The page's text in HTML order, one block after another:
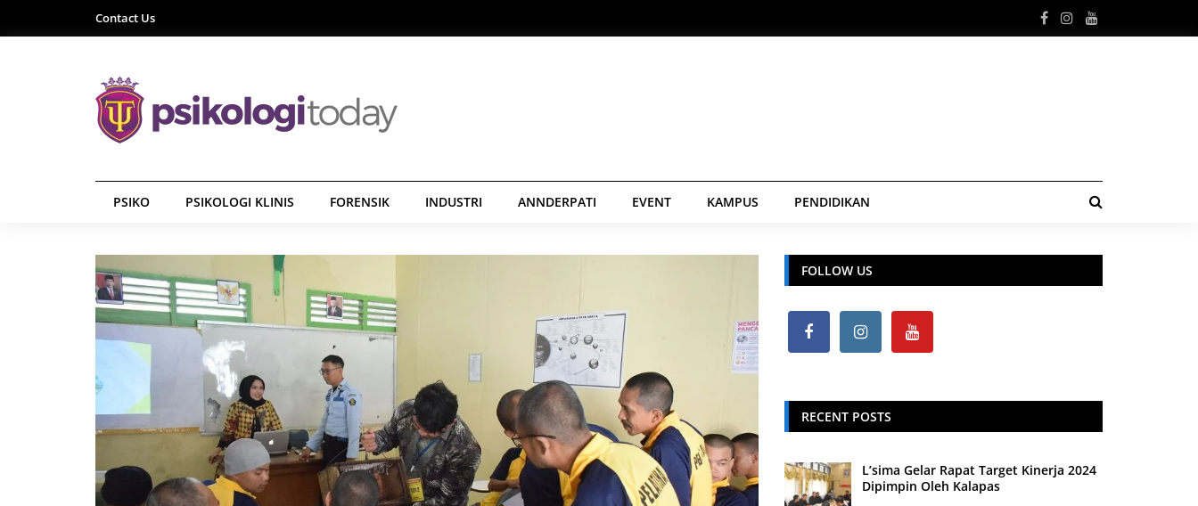
Contact Us
PSIKO PSIKOLOGI KLINIS FORENSIK INDUSTRI ANNDERPATI EVENT KAMPUS PENDIDIKAN
FOLLOW US
RECENT POSTS
L’sima Gelar Rapat Target Kinerja 2024
Dipimpin Oleh Kalapas